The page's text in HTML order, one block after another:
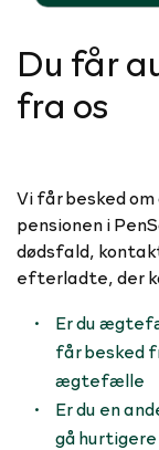
Du får
fra os
Vi får besked
pensionen i
dødsfald,
efterladte, der
Er du
får besked
ægtefælle
Er du en
gå hurtigere